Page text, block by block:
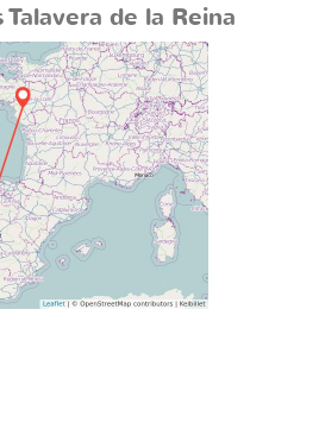
de la Reina